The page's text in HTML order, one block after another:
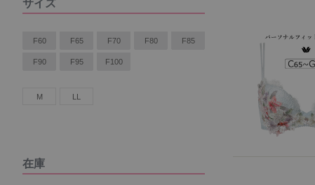
サイズ
F60 F65 F70 F80 F85
F90 F95 F100
M LL
在庫